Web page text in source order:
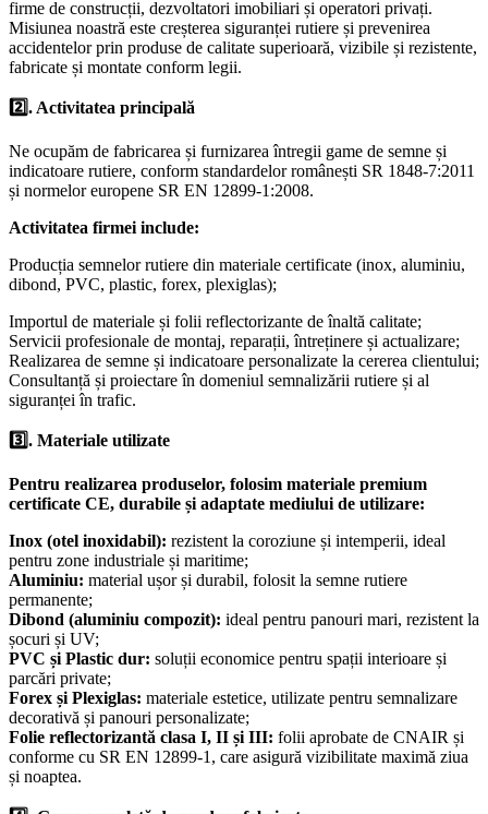
firme de construcții, dezvoltatori imobiliari și operatori privați.
Misiunea noastră este creșterea siguranței rutiere și prevenirea
accidentelor prin produse de calitate superioară, vizibile și rezistente,
fabricate și montate conform legii.
2️⃣. Activitatea principală
Ne ocupăm de fabricarea și furnizarea întregii game de semne și
indicatoare rutiere, conform standardelor românești SR 1848-7:2011
și normelor europene SR EN 12899-1:2008.
Activitatea firmei include:
Producția semnelor rutiere din materiale certificate (inox, aluminiu,
dibond, PVC, plastic, forex, plexiglas);
Importul de materiale și folii reflectorizante de înaltă calitate;
Servicii profesionale de montaj, reparații, întreținere și actualizare;
Realizarea de semne și indicatoare personalizate la cererea clientului;
Consultanță și proiectare în domeniul semnalizării rutiere și al
siguranței în trafic.
3️⃣. Materiale utilizate
Pentru realizarea produselor, folosim materiale premium
certificate CE, durabile și adaptate mediului de utilizare:
Inox (otel inoxidabil): rezistent la coroziune și intemperii, ideal
pentru zone industriale și maritime;
Aluminiu: material ușor și durabil, folosit la semne rutiere
permanente;
Dibond (aluminiu compozit): ideal pentru panouri mari, rezistent la
șocuri și UV;
PVC și Plastic dur: soluții economice pentru spații interioare și
parcări private;
Forex și Plexiglas: materiale estetice, utilizate pentru semnalizare
decorativă și panouri personalizate;
Folie reflectorizantă clasa I, II și III: folii aprobate de CNAIR și
conforme cu SR EN 12899-1, care asigură vizibilitate maximă ziua
și noaptea.